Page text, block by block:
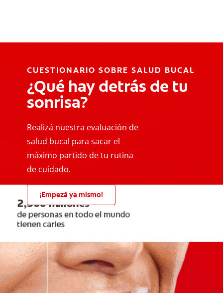
CUESTIONARIO SOBRE SALUD BUCAL
¿Qué hay detrás de tu
sonrisa?
Realizá nuestra evaluación de
salud bucal para sacar el
máximo partido de tu rutina
de cuidado.
¡Empezá ya mismo!